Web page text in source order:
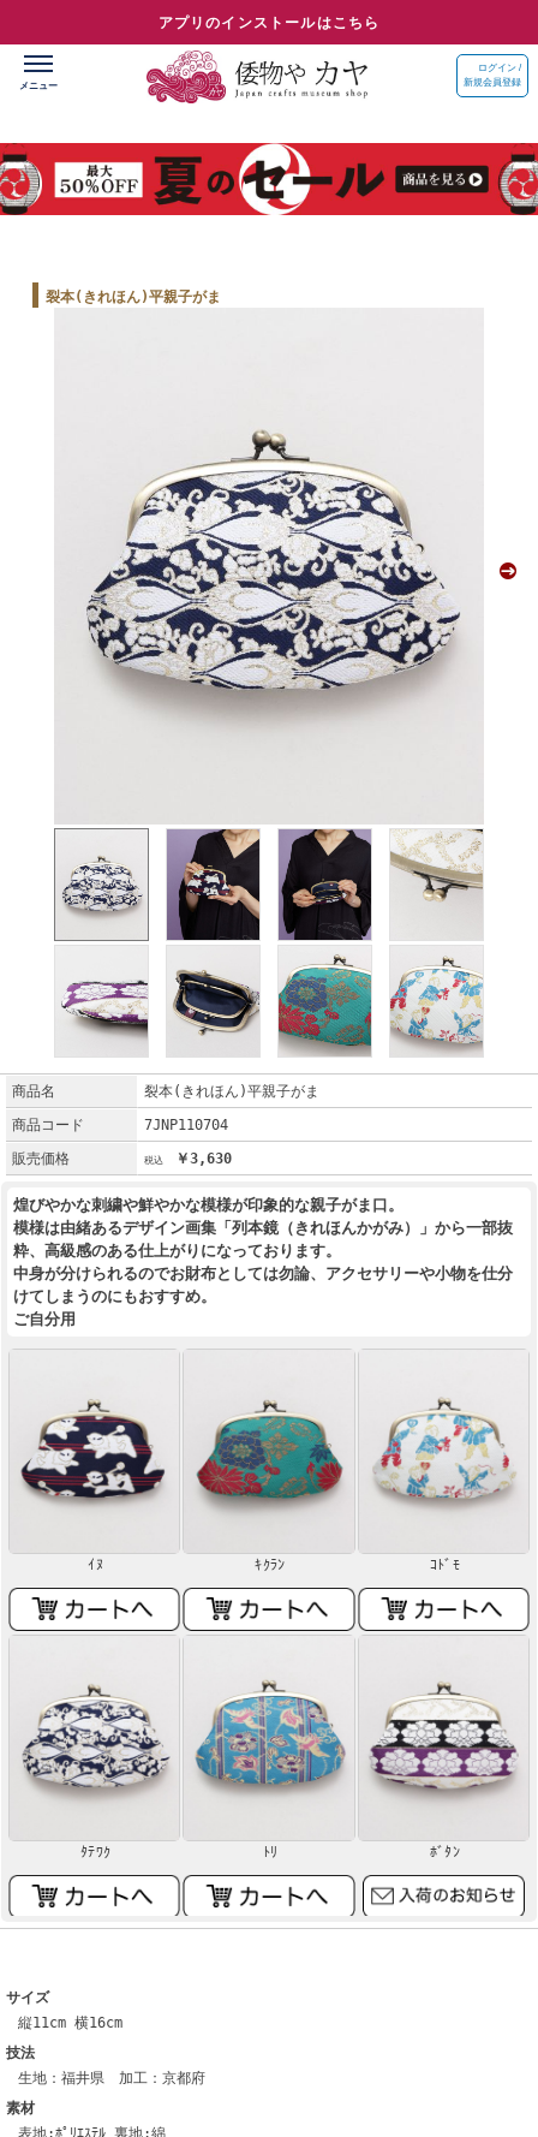
アプリのインストールはこちら
ログイン /
新規会員登録
裂本(きれほん)平親子がま
商品名
裂本(きれほん)平親子がま
商品コード
7JNP110704
販売価格
￥3,630
煌びやかな刺繍や鮮やかな模様が印象的な親子がま口。
模様は由緒あるデザイン画集「列本鏡（きれほんかがみ）」から一部抜
粋、高級感のある仕上がりになっております。
中身が分けられるのでお財布としては勿論、アクセサリーや小物を仕分
けてしまうのにもおすすめ。
ご自分用
ｲﾇ ｷｸﾗﾝ ｺﾄﾞﾓ
ﾀﾃﾜｸ ﾄﾘ ﾎﾞﾀﾝ
サイズ
縦11cm 横16cm
技法
生地：福井県 加工：京都府
素材
表地:ﾎﾟﾘｴｽﾃﾙ 裏地:綿